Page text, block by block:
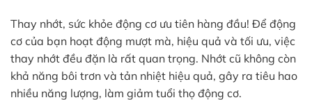
Thay nhớt, sức khỏe động cơ ưu tiên hàng đầu! Để động
cơ của bạn hoạt động mượt mà, hiệu quả và tối ưu, việc
thay nhớt đều đặn là rất quan trọng. Nhớt cũ không còn
khả năng bôi trơn và tản nhiệt hiệu quả, gây ra tiêu hao
nhiều năng lượng, làm giảm tuổi thọ động cơ.